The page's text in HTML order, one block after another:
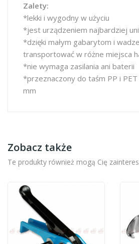
Zalety:
*lekki i wygodny w użyciu
*jest urządzeniem najbardziej
*dzięki małym gabarytom i
transportować w różne miejsca
*nie wymaga zasilania ani baterii
*przeznaczony do taśm PP i
mm
Zobacz także
Te produkty również mogą Cię